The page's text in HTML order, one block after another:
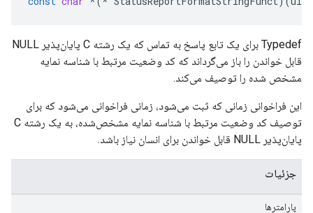
Typedef برای یک تابع پاسخ به تماس که یک رشته C پایان‌پذیر NULL
قابل خواندن را باز می‌گرداند که کد وضعیت مرتبط با شناسه نمایه
مشخص شده را توصیف می‌کند.
این فراخوانی زمانی که ثبت می‌شود، زمانی فراخوانی می‌شود که برای
توصیف کد وضعیت مرتبط با شناسه نمایه مشخص‌شده، به یک رشته C
پایان‌پذیر NULL قابل خواندن برای انسان نیاز باشد.
جزئیات
پارامترها